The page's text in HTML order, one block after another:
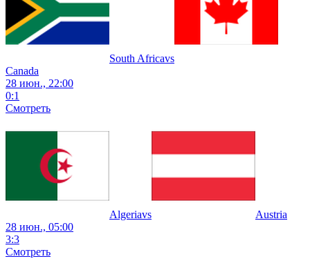
South Africavs
Canada
28 июн., 22:00
0:1
Смотреть
Algeriavs
Austria
28 июн., 05:00
3:3
Смотреть